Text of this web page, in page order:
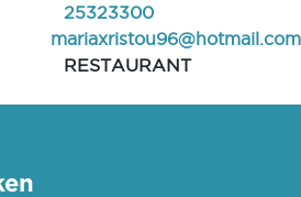
25323300
mariaxristou96@hotmail.com
RESTAURANT